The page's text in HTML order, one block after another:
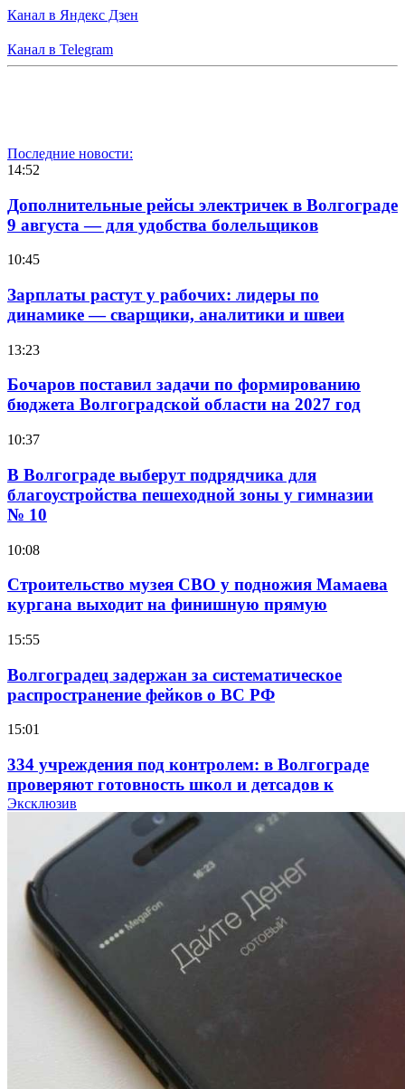
Канал в Яндекс Дзен
Канал в Telegram
Последние новости:
14:52
Дополнительные рейсы электричек в Волгограде
9 августа — для удобства болельщиков
10:45
Зарплаты растут у рабочих: лидеры по
динамике — сварщики, аналитики и швеи
13:23
Бочаров поставил задачи по формированию
бюджета Волгоградской области на 2027 год
10:37
В Волгограде выберут подрядчика для
благоустройства пешеходной зоны у гимназии
№ 10
10:08
Строительство музея СВО у подножия Мамаева
кургана выходит на финишную прямую
15:55
Волгоградец задержан за систематическое
распространение фейков о ВС РФ
15:01
334 учреждения под контролем: в Волгограде
проверяют готовность школ и детсадов к
учебному году
Покушение на убийство в Волгограде: девушка
напала на незнакомую женщину с ножом
12:39
Сладкий праздник в Волгограде: в Центральном
парке прошёл фестиваль „Арбузный переполох“
Волгоградские компании нарастили экспорт:
заключены контракты на 3,6 млн долларов
Эксклюзив